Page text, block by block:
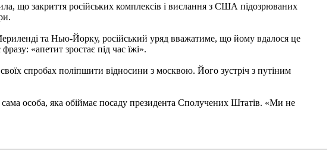
що закриття російських комплексів і вислання з США підозрюваних
та Нью-Йорку, російський уряд вважатиме, що йому вдалося це
«апетит зростає під час їжі».
спробах поліпшити відносини з москвою. Його зустріч з путіним
особа, яка обіймає посаду президента Сполучених Штатів. «Ми не